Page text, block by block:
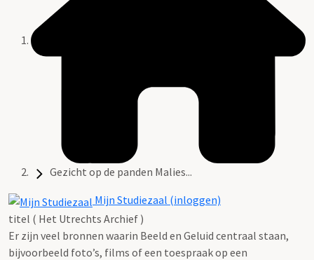
Gezicht op de panden Malies...
Mijn Studiezaal (inloggen)
titel ( Het Utrechts Archief )
Er zijn veel bronnen waarin Beeld en Geluid centraal staan,
bijvoorbeeld foto’s, films of een toespraak op een